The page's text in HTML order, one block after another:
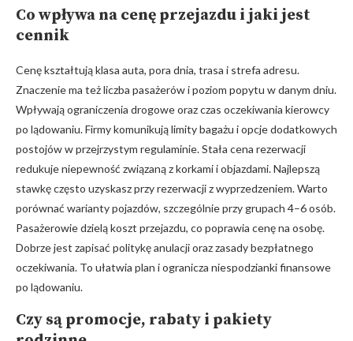
Co wpływa na cenę przejazdu i jaki jest
cennik
Cenę kształtują klasa auta, pora dnia, trasa i strefa adresu.
Znaczenie ma też liczba pasażerów i poziom popytu w danym dniu.
Wpływają ograniczenia drogowe oraz czas oczekiwania kierowcy
po lądowaniu. Firmy komunikują limity bagażu i opcje dodatkowych
postojów w przejrzystym regulaminie. Stała cena rezerwacji
redukuje niepewność związaną z korkami i objazdami. Najlepszą
stawkę często uzyskasz przy rezerwacji z wyprzedzeniem. Warto
porównać warianty pojazdów, szczególnie przy grupach 4–6 osób.
Pasażerowie dzielą koszt przejazdu, co poprawia cenę na osobę.
Dobrze jest zapisać politykę anulacji oraz zasady bezpłatnego
oczekiwania. To ułatwia plan i ogranicza niespodzianki finansowe
po lądowaniu.
Czy są promocje, rabaty i pakiety